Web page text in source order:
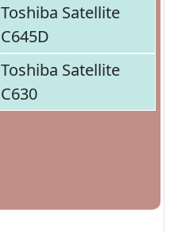
Toshiba Satellite
C645D
Toshiba Satellite
C630